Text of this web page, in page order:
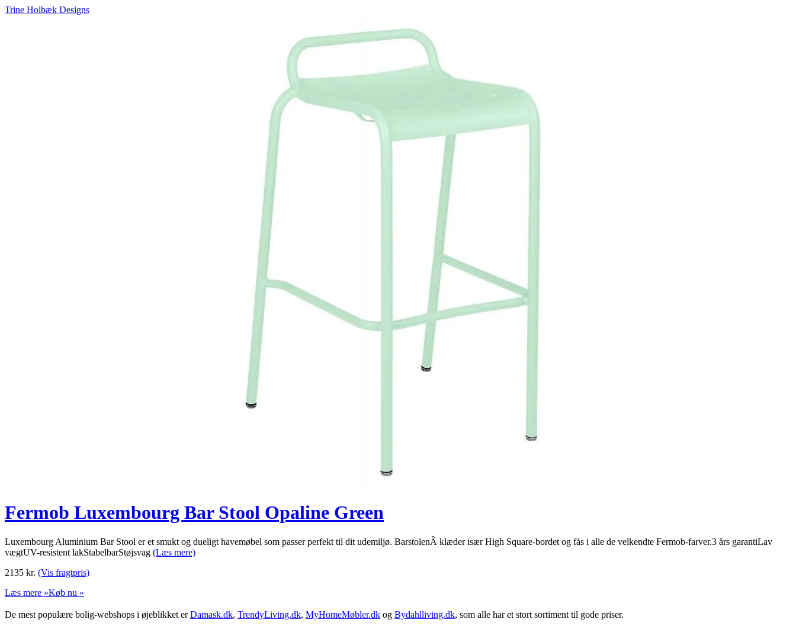
Trine Holbæk Designs
Fermob Luxembourg Bar Stool Opaline Green
Luxembourg Aluminium Bar Stool er et smukt og dueligt havemøbel som passer perfekt til dit udemiljø. BarstolenÂ klæder især High Square-bordet og fås i alle de velkendte Fermob-farver.3 års garantiLav
vægtUV-resistent lakStabelbarStøjsvag (Læs mere)
2135 kr. (Vis fragtpris)
Læs mere »Køb nu »
De mest populære bolig-webshops i øjeblikket erDamask.dk, TrendyLiving.dk, MyHomeMøbler.dk og Bydahlliving.dk, som alle har et stort sortiment til gode priser.